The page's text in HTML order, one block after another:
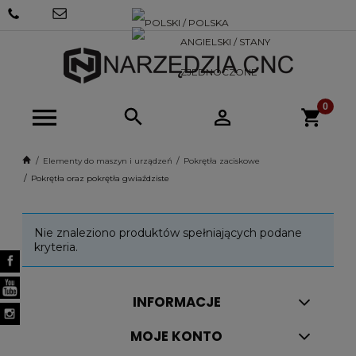
SKLEP@NARZEDZIACNC.PL
Elementy do maszyn i urządzeń
Pokrętła zaciskowe
Pokrętła oraz pokrętła gwiaździste
Nie znaleziono produktów spełniających podane
kryteria.
INFORMACJE
MOJE KONTO